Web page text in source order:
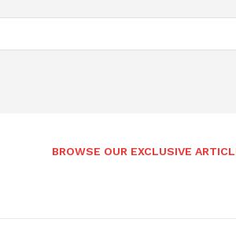
BROWSE OUR EXCLUSIVE